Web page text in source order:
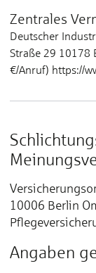
Zentrales
Deutscher
Straße 29 10178
€/Anruf) https://
10006 Berlin
Angaben